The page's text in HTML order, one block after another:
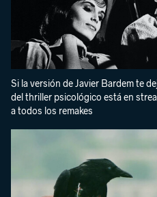
Si la versión de Javier Bardem te
del thriller psicológico está en
a todos los remakes